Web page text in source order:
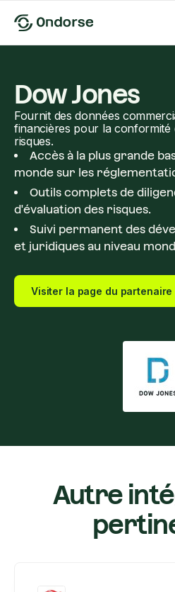
Dow Jones
Fournit des données
financières pour la conformité
risques.
Accès à la plus grande
monde sur les
Outils complets de
d'évaluation des risques.
Suivi permanent des
et juridiques au niveau
Visiter la page du partenaire
Autre